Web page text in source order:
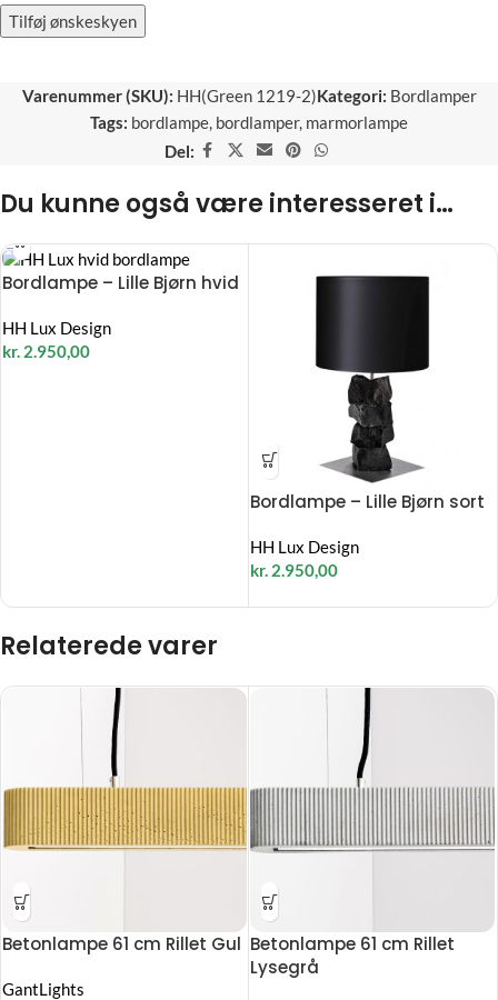
Tilføj ønskeskyen
Varenummer (SKU): HH(Green 1219-2)Kategori: Bordlamper
Tags: bordlampe, bordlamper, marmorlampe
Del:
Du kunne også være interesseret i…
Bordlampe – Lille Bjørn hvid
HH Lux Design
kr. 2.950,00
Bordlampe – Lille Bjørn sort
HH Lux Design
kr. 2.950,00
Relaterede varer
Betonlampe 61 cm Rillet Gul
GantLights
Betonlampe 61 cm Rillet
Lysegrå